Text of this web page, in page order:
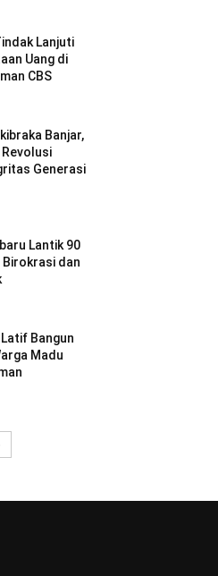
Lanjuti
Uang di
CBS
Banjar,
Generasi
Lantik 90
Birokrasi dan
Bangun
Madu